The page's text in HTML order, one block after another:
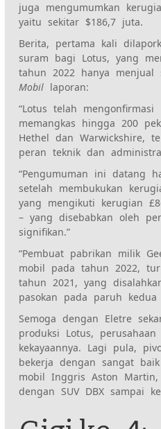
juga mengumumkan
yaitu sekitar $186,7 juta.
Berita, pertama kali
suram bagi Lotus, yang
tahun 2022 hanya menjual
Mobil laporan:
“Lotus telah
memangkas hingga 200
Hethel dan Warwickshire,
peran teknik dan
“Pengumuman ini datang
setelah membukukan
yang mengikuti kerugian
– yang disebabkan oleh
signifikan.”
“Pembuat pabrikan milik
mobil pada tahun 2022,
tahun 2021, yang
pasokan pada paruh
Semoga dengan Eletre
produksi Lotus,
kekayaannya. Lagi pula,
bekerja dengan sangat
mobil Inggris Aston
dengan SUV DBX sampai